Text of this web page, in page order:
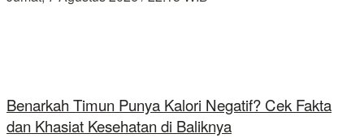
Benarkah Timun Punya Kalori Negatif? Cek Fakta
dan Khasiat Kesehatan di Baliknya